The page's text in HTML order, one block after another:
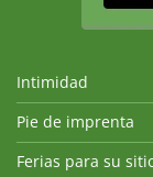
Intimidad
Pie de imprenta
Ferias para su